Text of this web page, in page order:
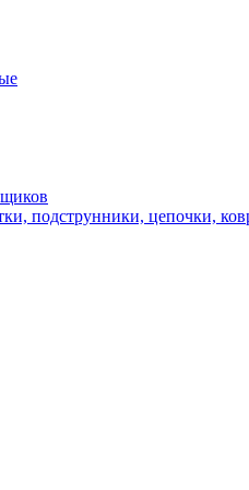
подструнники, цепочки,